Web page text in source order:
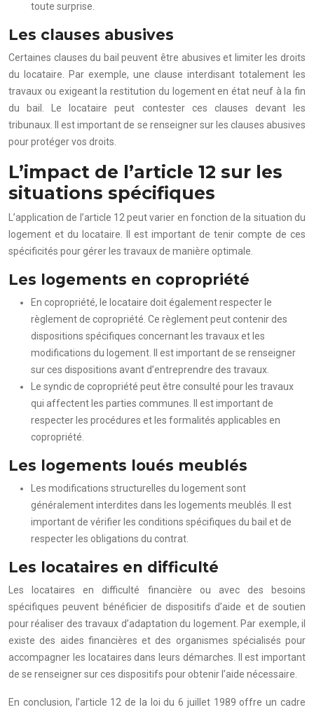
toute surprise.
Les clauses abusives
Certaines clauses du bail peuvent être abusives et limiter les droits
du locataire. Par exemple, une clause interdisant totalement les
travaux ou exigeant la restitution du logement en état neuf à la fin
du bail. Le locataire peut contester ces clauses devant les
tribunaux. Il est important de se renseigner sur les clauses abusives
pour protéger vos droits.
L’impact de l’article 12 sur les
situations spécifiques
L’application de l’article 12 peut varier en fonction de la situation du
logement et du locataire. Il est important de tenir compte de ces
spécificités pour gérer les travaux de manière optimale.
Les logements en copropriété
En copropriété, le locataire doit également respecter le
règlement de copropriété. Ce règlement peut contenir des
dispositions spécifiques concernant les travaux et les
modifications du logement. Il est important de se renseigner
sur ces dispositions avant d’entreprendre des travaux.
Le syndic de copropriété peut être consulté pour les travaux
qui affectent les parties communes. Il est important de
respecter les procédures et les formalités applicables en
copropriété.
Les logements loués meublés
Les modifications structurelles du logement sont
généralement interdites dans les logements meublés. Il est
important de vérifier les conditions spécifiques du bail et de
respecter les obligations du contrat.
Les locataires en difficulté
Les locataires en difficulté financière ou avec des besoins
spécifiques peuvent bénéficier de dispositifs d’aide et de soutien
pour réaliser des travaux d’adaptation du logement. Par exemple, il
existe des aides financières et des organismes spécialisés pour
accompagner les locataires dans leurs démarches. Il est important
de se renseigner sur ces dispositifs pour obtenir l’aide nécessaire.
En conclusion, l’article 12 de la loi du 6 juillet 1989 offre un cadre